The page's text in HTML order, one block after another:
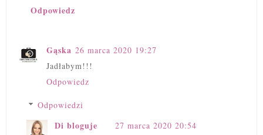
Odpowiedz
Gąska 26 marca 2020 19:27
Jadłabym!!!
Odpowiedz
Odpowiedzi
Di bloguje
27 marca 2020 20:54